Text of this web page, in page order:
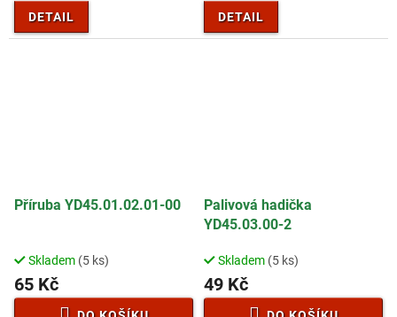
DETAIL DETAIL
Příruba YD45.01.02.01-00
Skladem (5 ks)
65 Kč
Palivová hadička
YD45.03.00-2
Skladem (5 ks)
49 Kč